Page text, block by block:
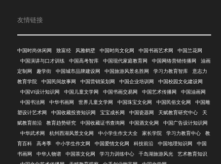
友情链接
中国时尚休闲网 致富经 风雅鹤壁 中国时尚文化网 中国书画艺术网
中国兰花网
中国演讲与口才训练
中国高考智库 中国现代家庭教育网 中国网络营销传播网
油画
定制网
趣学街 中国城市品牌建设网 中国旅游风景名胜网 学习力教育智库
意志力
教育学院
中国民间故事网 中国营销策划网 中国企业培训网
中国校园文化建设网
中国VI设计知识网
中国儿童文学网 中国书画交易网 中国艺术传播网
中国油画网
中国书法网
中华书画网 世界儿童文学网 中国珠宝文化网 中国民俗文化网
中国雕
塑设计艺术网
中国收藏投资知识网 宝宝成长网 中国瓷器网 天赋教育研究中心
天
赋教育前沿
教育趋势研究 中国收藏证书查询网 中国酒文化网
中国广告设计知识网
中华武术网
杭州西湖风景文化网 中小学生作文大全 家长学院 学习力教育中心
教
育百科
高考季 中小学生作文网 中国爱情文化网 科技前沿 中国地理知识网
中国
书画网
中华人物谱 中国茶文化网 学习力训练中心 千岛湖旅游风光
艺术教育知识